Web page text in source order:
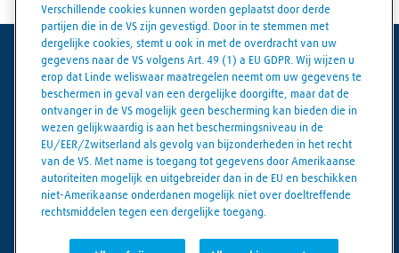
Gebruiksvoorwaarden
Juridische kennisgeving
Gegevensbescherming
Algemene verkoopvoorwaarden
Cookiebeleid
Cookie-instellingen
Verschillende cookies kunnen worden geplaatst door derde
partijen die in de VS zijn gevestigd. Door in te stemmen met
dergelijke cookies, stemt u ook in met de overdracht van uw
gegevens naar de VS volgens Art. 49 (1) a EU GDPR. Wij wijzen u
erop dat Linde weliswaar maatregelen neemt om uw gegevens te
beschermen in geval van een dergelijke doorgifte, maar dat de
ontvanger in de VS mogelijk geen bescherming kan bieden die in
wezen gelijkwaardig is aan het beschermingsniveau in de
EU/EER/Zwitserland als gevolg van bijzonderheden in het recht
van de VS. Met name is toegang tot gegevens door Amerikaanse
autoriteiten mogelijk en uitgebreider dan in de EU en beschikken
niet-Amerikaanse onderdanen mogelijk niet over doeltreffende
rechtsmiddelen tegen een dergelijke toegang.